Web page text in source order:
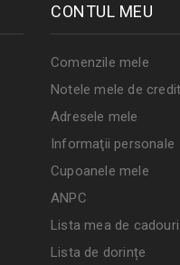
CONTUL MEU
Comenzile mele
Notele mele de credit
Adresele mele
Informaţii personale
Cupoanele mele
ANPC
Lista mea de cadouri
Lista de dorințe